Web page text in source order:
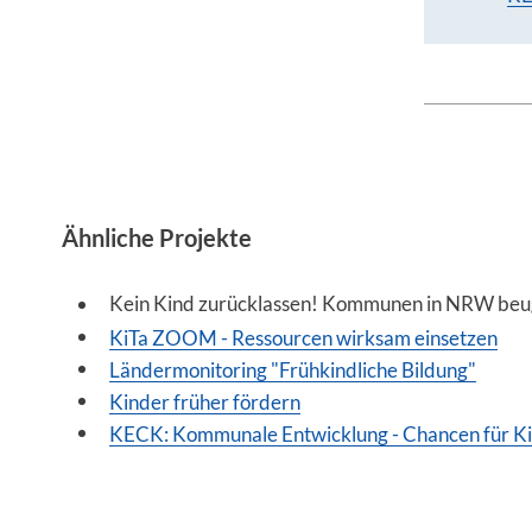
Ähnliche Projekte
Kein Kind zurücklassen! Kommunen in NRW
KiTa ZOOM - Ressourcen wirksam einsetzen
Ländermonitoring "Frühkindliche Bildung"
Kinder früher fördern
KECK: Kommunale Entwicklung - Chancen für